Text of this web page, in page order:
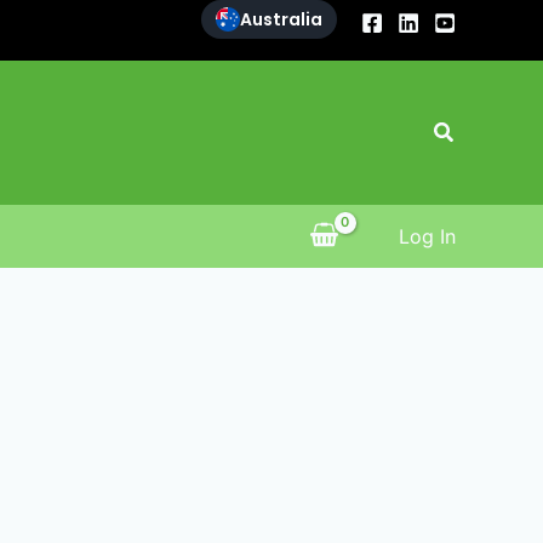
Australia
Search
Log In